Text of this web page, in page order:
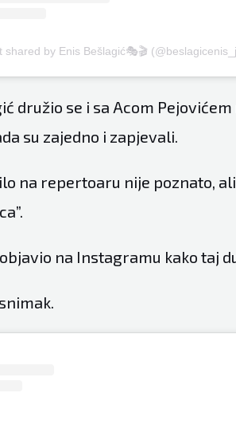
shared by Enis Bešlagić🎭🎬
družio se i sa Acom
su zajedno i zapjevali.
na repertoaru nije poznato,
na Instagramu kako taj